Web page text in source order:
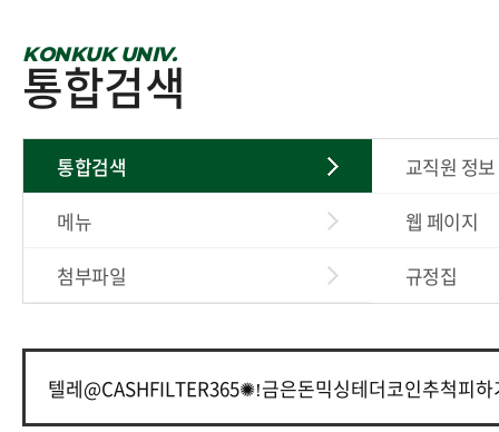
KONKUK UNIV.
통합검색
통합검색
교직원 정보
메뉴
웹 페이지
첨부파일
규정집